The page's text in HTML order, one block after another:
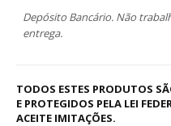
Depósito Bancário. Não
entrega.
TODOS ESTES PRODUTOS
E PROTEGIDOS PELA LEI
ACEITE IMITAÇÕES.